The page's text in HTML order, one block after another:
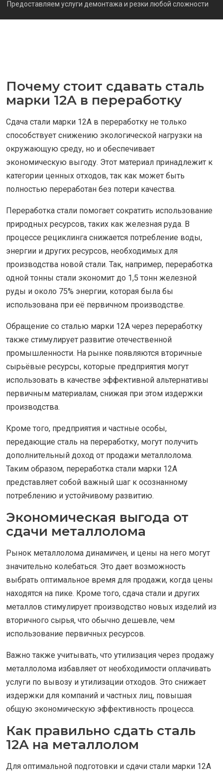
Предоставляем услуги демонтажа и резки любой сложности
Почему стоит сдавать сталь
марки 12А в переработку
Сдача стали марки 12А в переработку не только
способствует снижению экологической нагрузки на
окружающую среду, но и обеспечивает
экономическую выгоду. Этот материал принадлежит к
категории ценных отходов, так как может быть
полностью переработан без потери качества.
Переработка стали помогает сократить использование
природных ресурсов, таких как железная руда. В
процессе рециклинга снижается потребление воды,
энергии и других ресурсов, необходимых для
производства новой стали. Так, например, переработка
одной тонны стали экономит до 1,5 тонн железной
руды и около 75% энергии, которая была бы
использована при её первичном производстве.
Обращение со сталью марки 12А через переработку
также стимулирует развитие отечественной
промышленности. На рынке появляются вторичные
сырьёвые ресурсы, которые предприятия могут
использовать в качестве эффективной альтернативы
первичным материалам, снижая при этом издержки
производства.
Кроме того, предприятия и частные особы,
передающие сталь на переработку, могут получить
дополнительный доход от продажи металлолома.
Таким образом, переработка стали марки 12А
представляет собой важный шаг к осознанному
потреблению и устойчивому развитию.
Экономическая выгода от
сдачи металлолома
Рынок металлолома динамичен, и цены на него могут
значительно колебаться. Это дает возможность
выбрать оптимальное время для продажи, когда цены
находятся на пике. Кроме того, сдача стали и других
металлов стимулирует производство новых изделий из
вторичного сырья, что обычно дешевле, чем
использование первичных ресурсов.
Важно также учитывать, что утилизация через продажу
металлолома избавляет от необходимости оплачивать
услуги по вывозу и утилизации отходов. Это снижает
издержки для компаний и частных лиц, повышая
общую экономическую эффективность процесса.
Как правильно сдать сталь
12А на металлолом
Для оптимальной подготовки и сдачи стали марки 12A